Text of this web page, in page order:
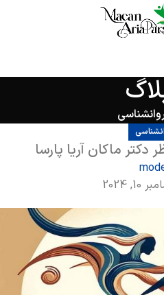
دکتر ماکان آریا پارسا
2024